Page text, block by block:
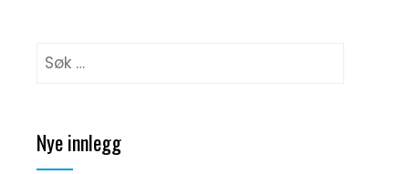
etter:
Nye innlegg